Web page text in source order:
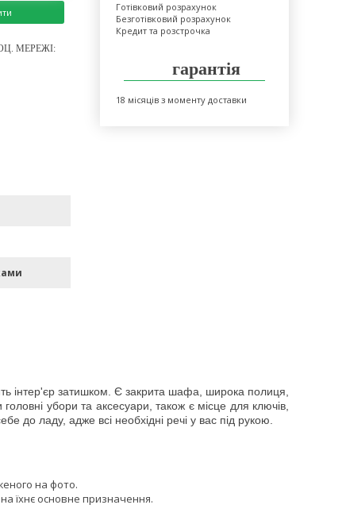
МЕРЕЖІ:
Готівковий розрахунок
Безготівковий розрахунок
Кредит та розстрочка
гарантія
18 місяців з моменту доставки
інтер'єр затишком. Є закрита шафа, широка полиця,
убори та аксесуари, також є місце для ключів,
до ладу, адже всі необхідні речі у вас під рукою.
на фото.
їхнє основне призначення.